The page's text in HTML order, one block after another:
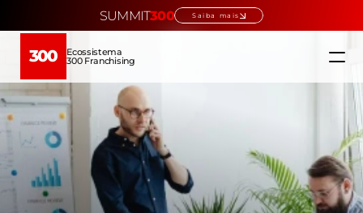
300 Ecossistema
300 Franchising
Home
Ecossistema
Quem somos
SUMMIT300 Saiba mais